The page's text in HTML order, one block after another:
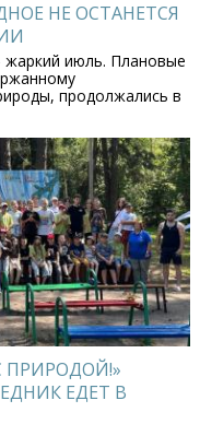
НЕ ОСТАНЕТСЯ
жаркий июль. Плановые
продолжались в
ПРИРОДОЙ!»
ЕДЕТ В